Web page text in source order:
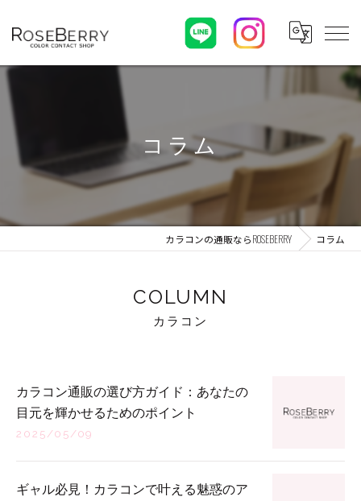
コラム
カラコンの通販ならROSEBERRY コラム
COLUMN
カラコン
カラコン通販の選び方ガイド：あなたの
目元を輝かせるためのポイント
2025/05/09
ギャル必見！カラコンで叶える魅惑のア